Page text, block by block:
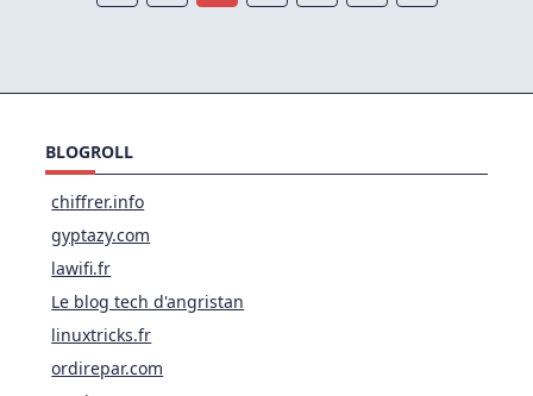
BLOGROLL
chiffrer.info
gyptazy.com
lawifi.fr
Le blog tech d'angristan
linuxtricks.fr
ordirepar.com